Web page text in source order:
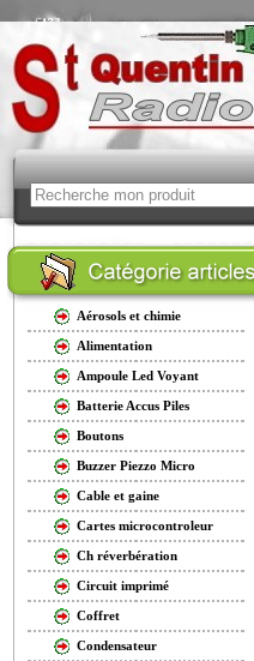
Aérosols et chimie
Alimentation
Ampoule Led Voyant
Batterie Accus Piles
Boutons
Buzzer Piezzo Micro
Cable et gaine
Cartes microcontroleur
Ch réverbération
Circuit imprimé
Coffret
Condensateur